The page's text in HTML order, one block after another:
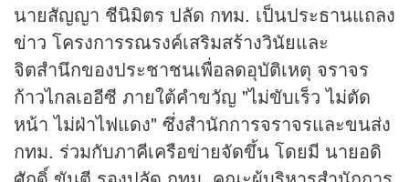
นายสัญญา ชีนิมิตร ปลัด กทม. เป็นประธานแถลง
ข่าว โครงการรณรงค์เสริมสร้างวินัยและ
จิตสำนึกของประชาชนเพื่อลดอุบัติเหตุ จราจร
ก้าวไกลเออีซี ภายใต้คำขวัญ "ไม่ขับเร็ว ไม่ตัด
หน้า ไม่ฝ่าไฟแดง" ซึ่งสำนักการจราจรและขนส่ง
กทม. ร่วมกับภาคีเครือข่ายจัดขึ้น โดยมี นายอดิ